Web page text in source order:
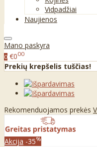
Vidpadžiai
Naujienos
Mano paskyra
0 €000
Prekių krepšelis tuščias!
Rekomenduojamos prekės
Akcija -35%